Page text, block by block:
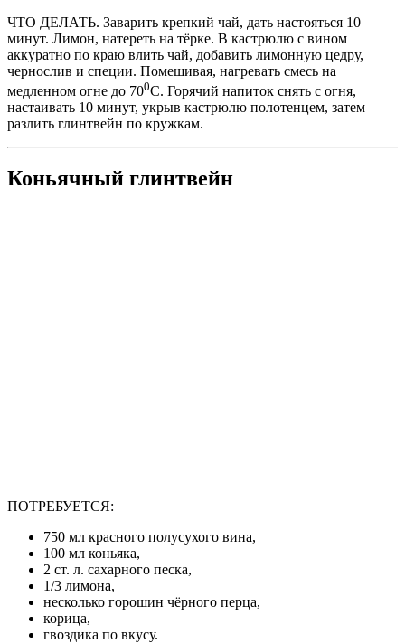
ЧТО ДЕЛАТЬ. Заварить крепкий чай, дать настояться 10
минут. Лимон, натереть на тёрке. В кастрюлю с вином
аккуратно по краю влить чай, добавить лимонную цедру,
чернослив и специи. Помешивая, нагревать смесь на
медленном огне до 700С. Горячий напиток снять с огня,
настаивать 10 минут, укрыв кастрюлю полотенцем, затем
разлить глинтвейн по кружкам.
Коньячный глинтвейн
ПОТРЕБУЕТСЯ:
750 мл красного полусухого вина,
100 мл коньяка,
2 ст. л. сахарного песка,
1/3 лимона,
несколько горошин чёрного перца,
корица,
гвоздика по вкусу.